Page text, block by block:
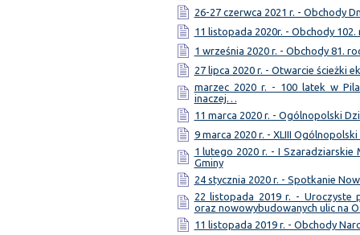
26-27 czerwca 2021 r. - Obchody
11 listopada 2020r. - Obchody
1 września 2020 r. - Obchody 81.
27 lipca 2020 r. - Otwarcie ścieżki
marzec 2020 r. - 100 latek w
inaczej…
11 marca 2020 r. - Ogólnopolski
9 marca 2020 r. - XLIII
1 lutego 2020 r. - I
Gminy
24 stycznia 2020 r. - Spotkanie
22 listopada 2019 r. - Uroczyste
oraz nowowybudowanych ulic na
11 listopada 2019 r. - Obchody